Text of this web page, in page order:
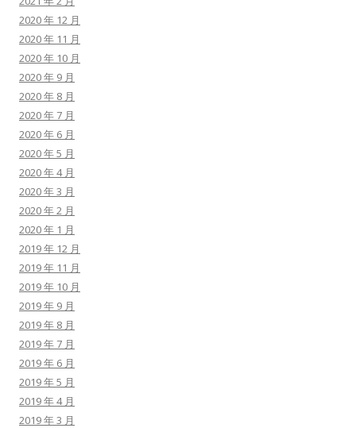
2020 年 12 月
2020 年 11 月
2020 年 10 月
2020 年 9 月
2020 年 8 月
2020 年 7 月
2020 年 6 月
2020 年 5 月
2020 年 4 月
2020 年 3 月
2020 年 2 月
2020 年 1 月
2019 年 12 月
2019 年 11 月
2019 年 10 月
2019 年 9 月
2019 年 8 月
2019 年 7 月
2019 年 6 月
2019 年 5 月
2019 年 4 月
2019 年 3 月